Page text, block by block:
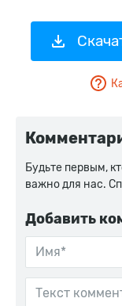
Будьте первым,
важно для нас.
Добавить